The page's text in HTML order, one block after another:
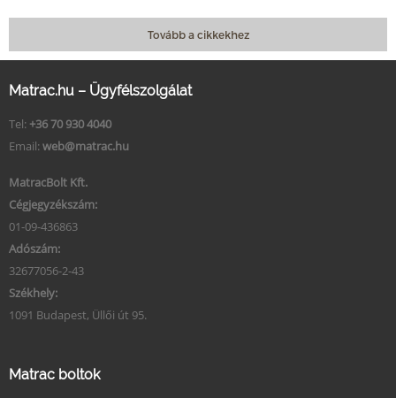
Tovább a cikkekhez
Matrac.hu – Ügyfélszolgálat
Tel: +36 70 930 4040
Email: web@matrac.hu
MatracBolt Kft.
Cégjegyzékszám:
01-09-436863
Adószám:
32677056-2-43
Székhely:
1091 Budapest, Üllői út 95.
Matrac boltok